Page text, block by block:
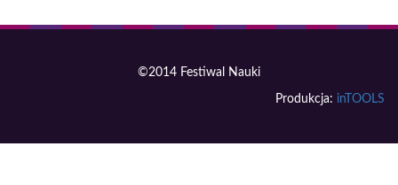
©2014 Festiwal Nauki
Produkcja: inTOOLS